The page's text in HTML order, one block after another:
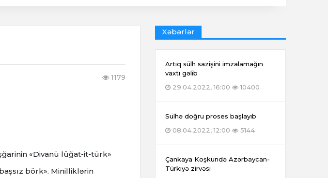
1179
«Divanü lüğat-it-türk»
börk». Minilliklərin
Xəbərlər
Artıq sülh sazişini imzalamağın
vaxtı gəlib
29.04.2022, 16:00
10400
Sülhə doğru proses başlayıb
08.04.2022, 12:00
5144
Çankaya Köşkündə Azərbaycan-
Türkiyə zirvəsi